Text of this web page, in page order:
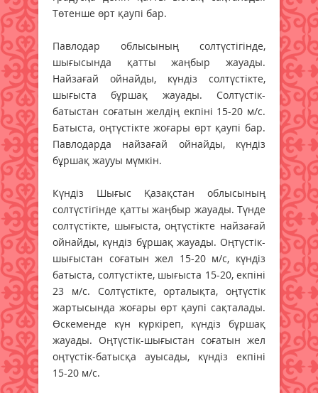
Төтенше өрт қаупі бар.
Павлодар облысының солтүстігінде,
шығысында қатты жаңбыр жауады.
Найзағай ойнайды, күндіз солтүстікте,
шығыста бұршақ жауады. Солтүстік-
батыстан соғатын желдің екпіні 15-20 м/с.
Батыста, оңтүстікте жоғары өрт қаупі бар.
Павлодарда найзағай ойнайды, күндіз
бұршақ жаууы мүмкін.
Күндіз Шығыс Қазақстан облысының
солтүстігінде қатты жаңбыр жауады. Түнде
солтүстікте, шығыста, оңтүстікте найзағай
ойнайды, күндіз бұршақ жауады. Оңтүстік-
шығыстан соғатын жел 15-20 м/с, күндіз
батыста, солтүстікте, шығыста 15-20, екпіні
23 м/с. Солтүстікте, орталықта, оңтүстік
жартысында жоғары өрт қаупі сақталады.
Өскеменде күн күркіреп, күндіз бұршақ
жауады. Оңтүстік-шығыстан соғатын жел
оңтүстік-батысқа ауысады, күндіз екпіні
15-20 м/с.